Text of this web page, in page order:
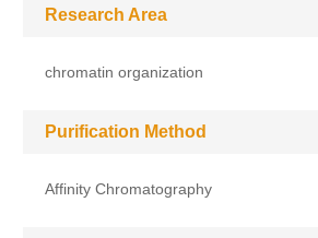
Research Area
chromatin organization
Purification Method
Affinity Chromatography